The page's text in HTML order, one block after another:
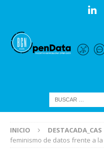
INICIO DESTACADA_CAS
feminismo de datos frente a